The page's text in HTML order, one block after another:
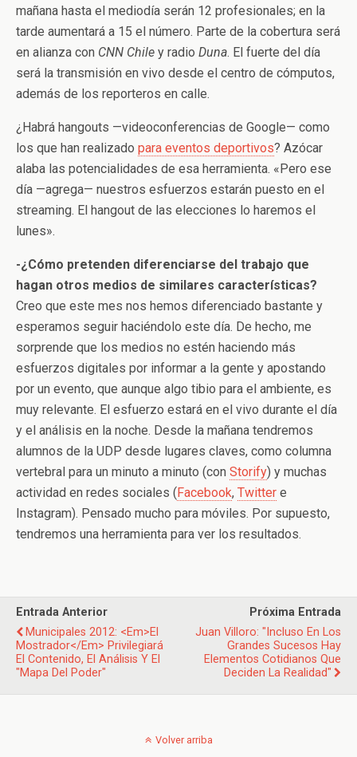
mañana hasta el mediodía serán 12 profesionales; en la
tarde aumentará a 15 el número. Parte de la cobertura será
en alianza con CNN Chile y radio Duna. El fuerte del día
será la transmisión en vivo desde el centro de cómputos,
además de los reporteros en calle.
¿Habrá hangouts —videoconferencias de Google— como
los que han realizado para eventos deportivos? Azócar
alaba las potencialidades de esa herramienta. «Pero ese
día —agrega— nuestros esfuerzos estarán puesto en el
streaming. El hangout de las elecciones lo haremos el
lunes».
-¿Cómo pretenden diferenciarse del trabajo que
hagan otros medios de similares características?
Creo que este mes nos hemos diferenciado bastante y
esperamos seguir haciéndolo este día. De hecho, me
sorprende que los medios no estén haciendo más
esfuerzos digitales por informar a la gente y apostando
por un evento, que aunque algo tibio para el ambiente, es
muy relevante. El esfuerzo estará en el vivo durante el día
y el análisis en la noche. Desde la mañana tendremos
alumnos de la UDP desde lugares claves, como columna
vertebral para un minuto a minuto (con Storify) y muchas
actividad en redes sociales (Facebook, Twitter e
Instagram). Pensado mucho para móviles. Por supuesto,
tendremos una herramienta para ver los resultados.
Entrada Anterior
Municipales 2012: <em>El
Mostrador</em> Privilegiará
El Contenido, El Análisis Y El
"mapa Del Poder"
Próxima Entrada
Juan Villoro: "Incluso En Los
Grandes Sucesos Hay
Elementos Cotidianos Que
Deciden La Realidad"
Volver arriba